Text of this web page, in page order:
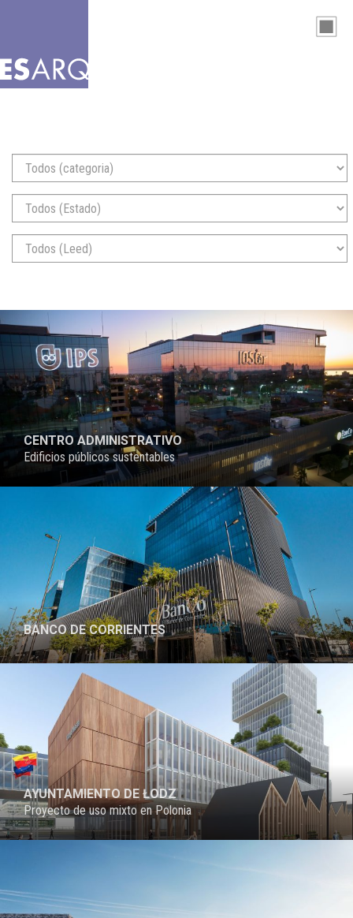
CENTRO ADMINISTRATIVO
Edificios públicos sustentables
BANCO DE CORRIENTES
AYUNTAMIENTO DE ŁODZ
Proyecto de uso mixto en Polonia